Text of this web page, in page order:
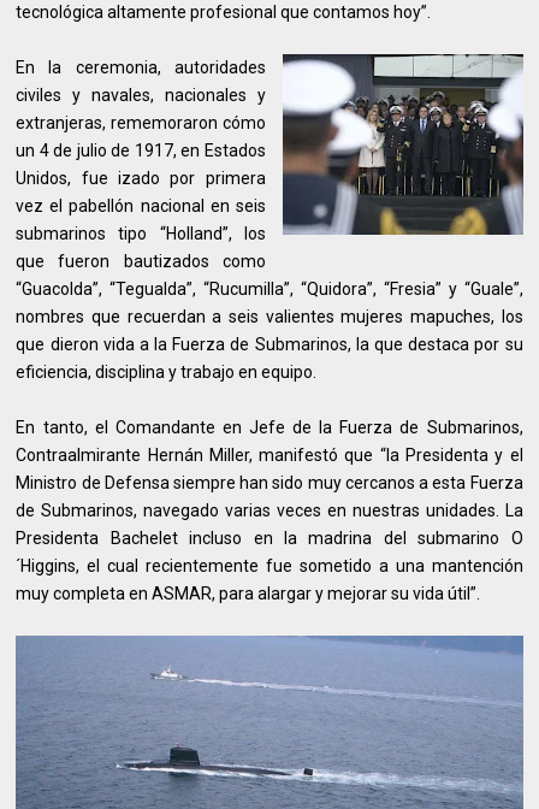
tecnológica altamente profesional que contamos hoy”.
En la ceremonia, autoridades
civiles y navales, nacionales y
extranjeras, rememoraron cómo
un 4 de julio de 1917, en Estados
Unidos, fue izado por primera
vez el pabellón nacional en seis
submarinos tipo “Holland”, los
que fueron bautizados como
“Guacolda”, “Tegualda”, “Rucumilla”, “Quidora”, “Fresia” y “Guale”,
nombres que recuerdan a seis valientes mujeres mapuches, los
que dieron vida a la Fuerza de Submarinos, la que destaca por su
eficiencia, disciplina y trabajo en equipo.
En tanto, el Comandante en Jefe de la Fuerza de Submarinos,
Contraalmirante Hernán Miller, manifestó que “la Presidenta y el
Ministro de Defensa siempre han sido muy cercanos a esta Fuerza
de Submarinos, navegado varias veces en nuestras unidades. La
Presidenta Bachelet incluso en la madrina del submarino O
´Higgins, el cual recientemente fue sometido a una mantención
muy completa en ASMAR, para alargar y mejorar su vida útil”.